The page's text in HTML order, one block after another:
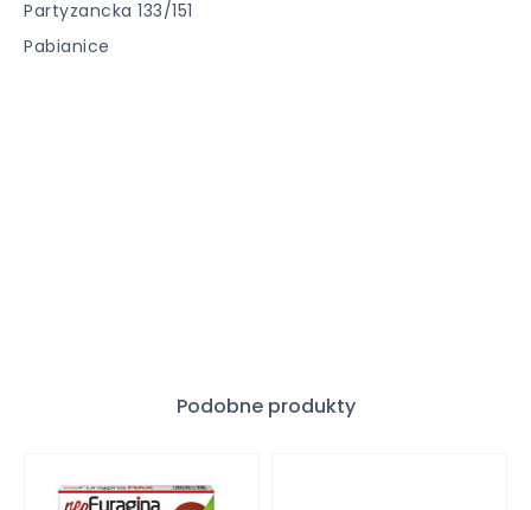
Partyzancka 133/151
Pabianice
Podobne produkty